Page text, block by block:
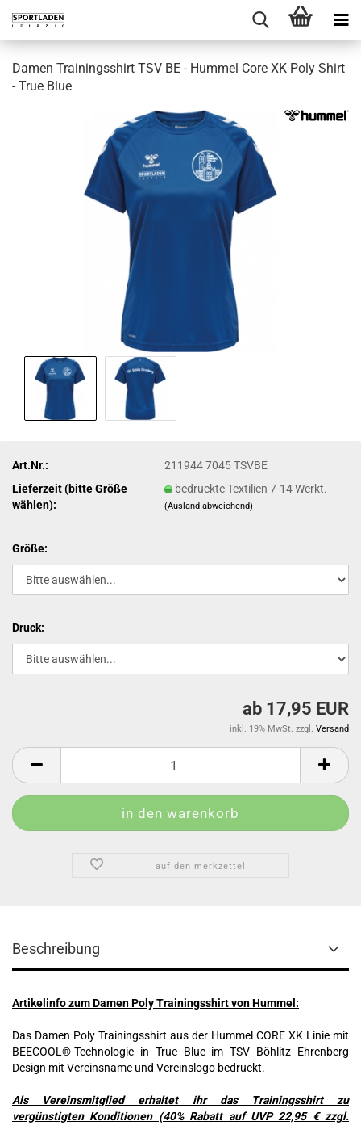
Damen Trainingsshirt TSV BE - Hummel Core XK Poly Shirt
- True Blue
Art.Nr.:
211944 7045 TSVBE
Lieferzeit (bitte Größe
wählen):
bedruckte Textilien 7-14 Werkt.
(Ausland abweichend)
Größe:
Druck:
ab 17,95 EUR
inkl. 19% MwSt. zzgl. Versand
auf den merkzettel
Beschreibung
Artikelinfo zum Damen Poly Trainingsshirt von Hummel:
Das Damen Poly Trainingsshirt aus der Hummel CORE XK Linie mit
BEECOOL®-Technologie in True Blue im TSV Böhlitz Ehrenberg
Design mit Vereinsname und Vereinslogo bedruckt.
Als Vereinsmitglied erhaltet ihr das Trainingsshirt zu
vergünstigten Konditionen (40% Rabatt auf UVP 22,95 € zzgl.